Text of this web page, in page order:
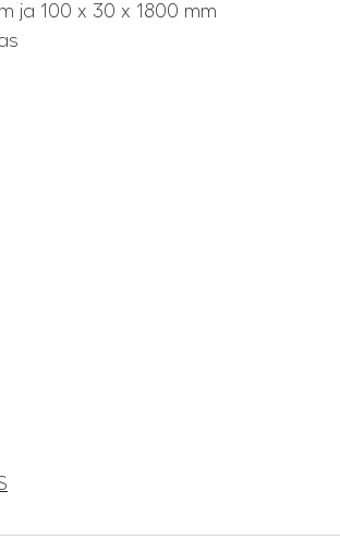
ja 100 x 30 x 1800 mm